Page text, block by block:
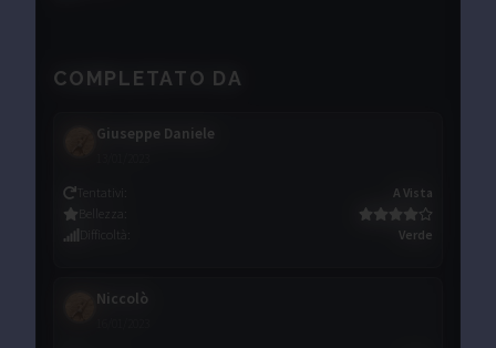
COMPLETATO DA
Giuseppe Daniele
Tentativi :
A Vista
Bellezza :
Difficoltà : Verde
Niccolò